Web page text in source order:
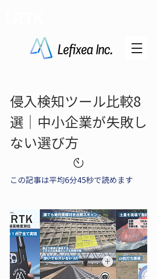
侵入検知ツール比較8
選｜中小企業が失敗し
ない選び方
この記事は平均6分45秒で読めます